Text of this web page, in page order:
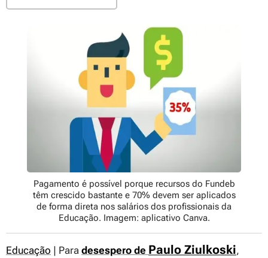
Pagamento é possível porque recursos do Fundeb
têm crescido bastante e 70% devem ser aplicados
de forma direta nos salários dos profissionais da
Educação. Imagem: aplicativo Canva.
Educação | Para desespero de Paulo Ziulkoski,